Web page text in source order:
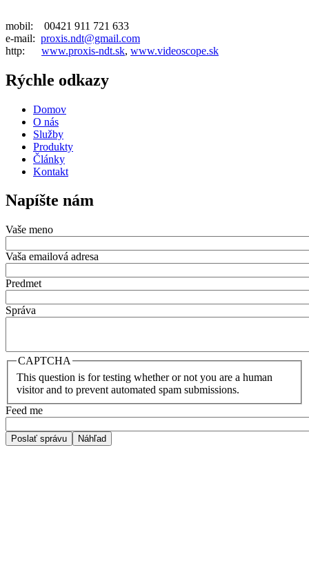
mobil: 00421 911 721 633
e-mail: proxis.ndt@gmail.com
http: www.proxis-ndt.sk, www.videoscope.sk
Rýchle odkazy
Domov
O nás
Služby
Produkty
Články
Kontakt
Napíšte nám
Vaše meno
Vaša emailová adresa
Predmet
Správa
CAPTCHA
This question is for testing whether or not you are a human
visitor and to prevent automated spam submissions.
Feed me
Poslať správu Náhľad